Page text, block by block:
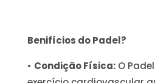
Benifícios do Padel?
• Condição Física:O